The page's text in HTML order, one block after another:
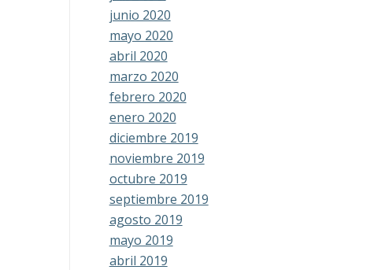
junio 2020
mayo 2020
abril 2020
marzo 2020
febrero 2020
enero 2020
diciembre 2019
noviembre 2019
octubre 2019
septiembre 2019
agosto 2019
mayo 2019
abril 2019